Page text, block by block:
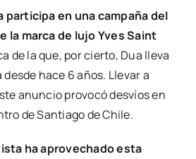
participa en una campaña del
la marca de lujo Yves Saint
de la que, por cierto, Dua lleva
hace 6 años. Llevar a
anuncio provocó desvíos en
de Santiago de Chile.
ha aprovechado esta